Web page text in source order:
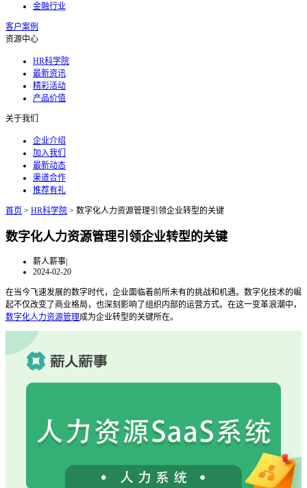
金融行业
客户案例
资源中心
HR科学院
最新资讯
精彩活动
产品价值
关于我们
企业介绍
加入我们
最新动态
渠道合作
推荐有礼
首页 > HR科学院 > 数字化人力资源管理引领企业转型的关键
数字化人力资源管理引领企业转型的关键
薪人薪事|
2024-02-20
在当今飞速发展的数字时代，企业面临着前所未有的挑战和机遇。数字化技术的崛
起不仅改变了商业格局，也深刻影响了组织内部的运营方式。在这一变革浪潮中，
数字化人力资源管理成为企业转型的关键所在。